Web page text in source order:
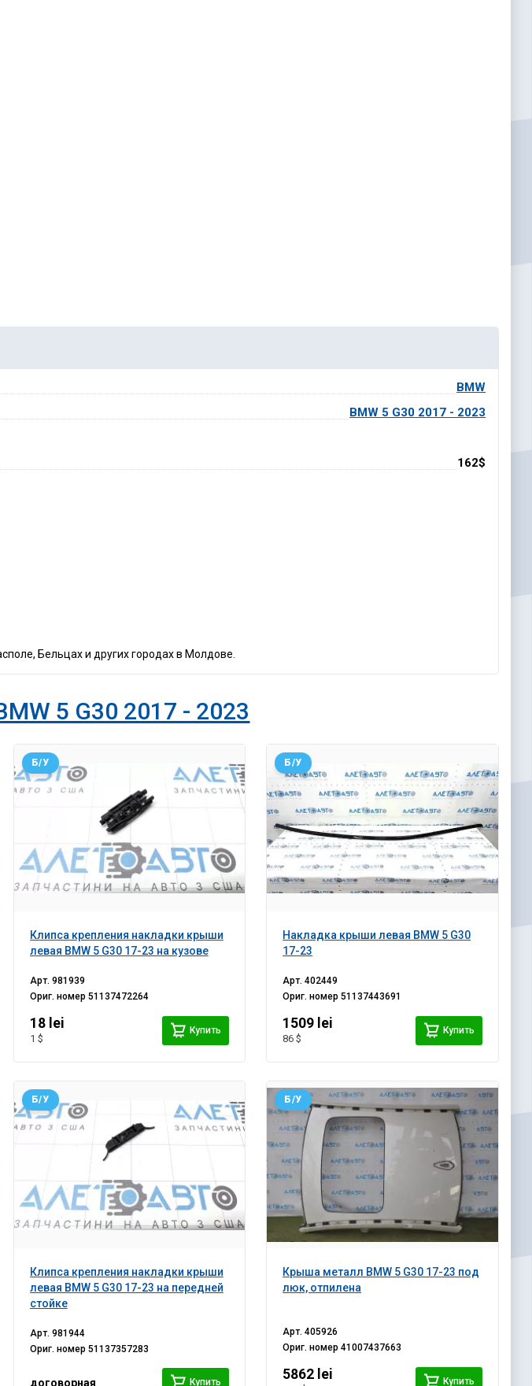
BMW
BMW 5 G30 2017 - 2023
162$
Бельцах и других городах в Молдове.
5 G30 2017 - 2023
Клипса крепления накладки крыши
левая BMW 5 G30 17-23 на кузове
Б/У
Арт. 981939
Ориг. номер 51137472264
18 lei
1 $
Купить
Накладка крыши левая BMW 5 G30
17-23
Б/У
Арт.402449
Ориг. номер51137443691
1509 lei
86 $
Купить
Клипса крепления накладки крыши
левая BMW 5 G30 17-23 на передней
стойке
Б/У
Арт. 981944
Ориг. номер 51137357283
договорная Купить
Крыша металл BMW 5 G30 17-23 под
люк, отпилена
Б/У
Арт.405926
Ориг. номер41007437663
5862 lei Купить